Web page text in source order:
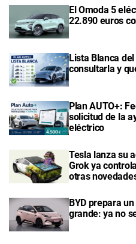
El Omoda 5
22.890 euros
Lista Blanca
consultarla y
Plan AUTO+:
solicitud de la
eléctrico
Tesla lanza su
Grok ya
otras
BYD prepara
grande: ya no